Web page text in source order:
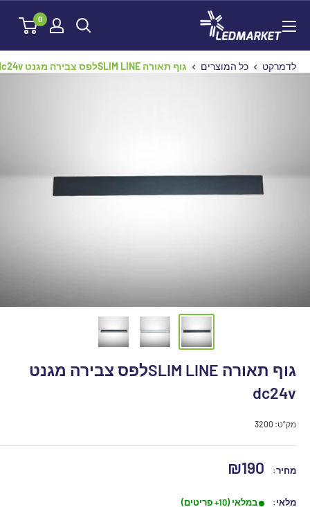
לתוכן
0
לדמרקט כל המוצרים גוף תאורה SLIM LINEלפס צבירה מגנט dc24v
גוף תאורה SLIM LINEלפס צבירה מגנט
dc24v
מק"ט: 3200
מחיר:
מחיר
₪190
מלאי: במלאי (10+ פריטים)